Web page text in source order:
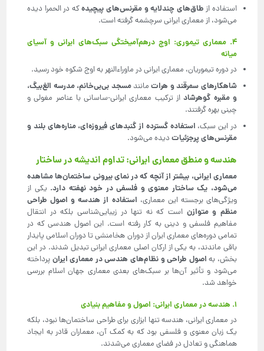
استفاده از طاق‌های چندلایه و مقرنس‌های پیچیدهکه در الحمرا دیده
می‌شود، از معماری ایرانی سرچشمه گرفته است.
۴. معماری تیموری: اوج درهم‌آمیختگی سبک‌های ایرانی و آسیای
میانه
در دوره تیموریان، معماری ایرانی در ماوراءالنهر به اوج شکوه خود رسید.
شاهکارهای سمرقند و هراتمانندمسجد بی‌بی‌خانم، مدرسه الغ‌بیگ،
و مقبره گوهرشاداز ترکیب معماری ایرانی-ساسانی با عناصر مغولی و
چینی بهره گرفتند.
در این سبک، استفاده گسترده از گنبدهای فیروزه‌ای، مناره‌های بلند و
مقرنس‌های پرجزئیات دیده می‌شود.
هندسه و منطق معماری ایرانی: تداوم اندیشه در ساختار
معماری ایرانی، بیشتر از آنچه که در نمای بیرونی ساختمان‌ها مشاهده
می‌شود، یک ساختار معنوی و فلسفی در خود نهفته دارد. یکی از
ویژگی‌های برجسته این معماری، استفاده از هندسه و اصول طراحی
منظم و متوازن است که نه تنها در زیبایی‌شناسی بلکه در انتقال
مفاهیم فلسفی و دینی به کار رفته است. این اصول هندسی که در
تمامی دوره‌های معماری ایران از دوران هخامنشی تا دوران اسلامی پایدار
باقی ماندند، به یکی از ارکان اصلی معماری ایرانی تبدیل شدند. در این
بخش، به اصول طراحی و نظام‌های هندسی در معماری ایران پرداخته
می‌شود و تأثیر آن‌ها بر سبک‌های بعدی معماری جهان اسلام بررسی
خواهد شد.
۱. هندسه در معماری ایرانی: اصول و مفاهیم بنیادی
در معماری ایرانی، هندسه تنها ابزاری برای طراحی ساختمان‌ها نبود، بلکه
یک زبان معنوی و فلسفی بود که به کمک آن، معماران قادر به ایجاد
هماهنگی و تعادل در فضای معماری می‌شدند.